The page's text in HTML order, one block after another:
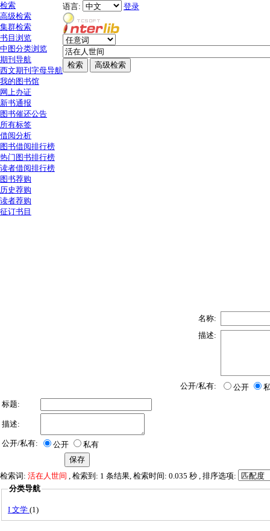
检索
高级检索
集群检索
书目浏览
中图分类浏览
期刊导航
西文期刊字母导航
我的图书馆
网上办证
新书通报
图书催还公告
所有标签
借阅分析
图书借阅排行榜
热门图书排行榜
读者借阅排行榜
图书荐购
历史荐购
读者荐购
征订书目
语言: 登录
名称:
描述:
公开/私有: 公开
标题:
描述:
公开/私有: 公开 私有
检索词: 活在人世间 , 检索到: 1 条结果, 检索时间: 0.035 秒 , 排序选项:
分类导航
I 文学 (1)